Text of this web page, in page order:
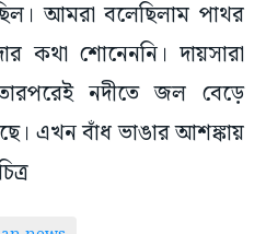
আমরা বলেছিলাম পাথর
কথা শোনেননি। দায়সারা
নদীতে জল বেড়ে
এখন বাঁধ ভাঙার আশঙ্কায়